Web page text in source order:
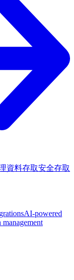
資料存取安全存取
AI-powered